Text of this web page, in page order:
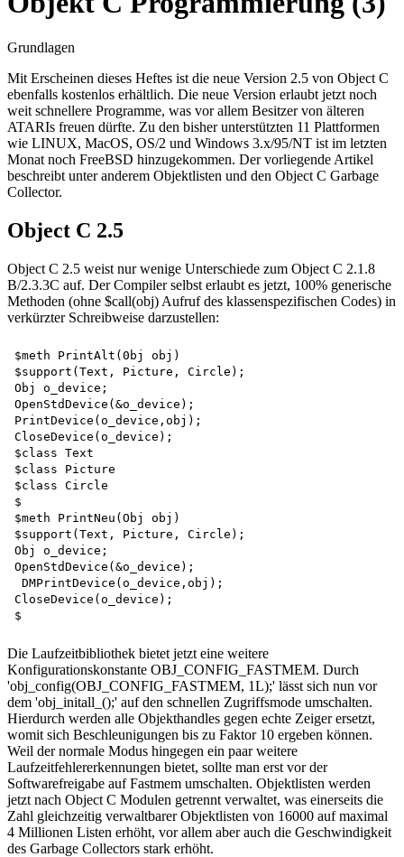
Grundlagen
Mit Erscheinen dieses Heftes ist die neue Version 2.5 von Object C
ebenfalls kostenlos erhältlich. Die neue Version erlaubt jetzt noch
weit schnellere Programme, was vor allem Besitzer von älteren
ATARIs freuen dürfte. Zu den bisher unterstützten 11 Plattformen
wie LINUX, MacOS, OS/2 und Windows 3.x/95/NT ist im letzten
Monat noch FreeBSD hinzugekommen. Der vorliegende Artikel
beschreibt unter anderem Objektlisten und den Object C Garbage
Collector.
Object C 2.5
Object C 2.5 weist nur wenige Unterschiede zum Object C 2.1.8
B/2.3.3C auf. Der Compiler selbst erlaubt es jetzt, 100% generische
Methoden (ohne $call(obj) Aufruf des klassenspezifischen Codes) in
verkürzter Schreibweise darzustellen:
$meth PrintAlt(0bj obj)
$support(Text, Picture, Circle);
Obj o_device;
OpenStdDevice(&o_device);
PrintDevice(o_device,obj);
CloseDevice(o_device);
$class Text
$class Picture
$class Circle
$
$meth PrintNeu(Obj obj)
$support(Text, Picture, Circle);
Obj o_device;
OpenStdDevice(&o_device);
DMPrintDevice(o_device,obj);
CloseDevice(o_device);
Die Laufzeitbibliothek bietet jetzt eine weitere
Konfigurationskonstante OBJ_CONFIG_FASTMEM. Durch
'obj_config(OBJ_CONFIG_FASTMEM, 1L);' lässt sich nun vor
dem 'obj_initall_();' auf den schnellen Zugriffsmode umschalten.
Hierdurch werden alle Objekthandles gegen echte Zeiger ersetzt,
womit sich Beschleunigungen bis zu Faktor 10 ergeben können.
Weil der normale Modus hingegen ein paar weitere
Laufzeitfehlererkennungen bietet, sollte man erst vor der
Softwarefreigabe auf Fastmem umschalten. Objektlisten werden
jetzt nach Object C Modulen getrennt verwaltet, was einerseits die
Zahl gleichzeitig verwaltbarer Objektlisten von 16000 auf maximal
4 Millionen Listen erhöht, vor allem aber auch die Geschwindigkeit
des Garbage Collectors stark erhöht.